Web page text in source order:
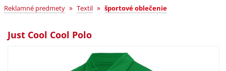
Reklamné predmety » Textil » športové oblečenie
Just Cool Cool Polo